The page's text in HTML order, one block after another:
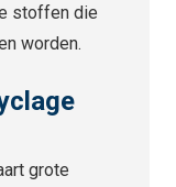
stoffen die
worden.
grote